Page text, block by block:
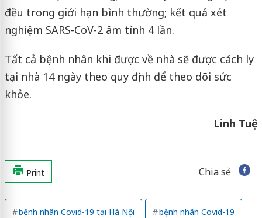
đều trong giới hạn bình thường; kết quả xét
nghiệm SARS-CoV-2 âm tính 4 lần.
Tất cả bệnh nhân khi được về nhà sẽ được cách ly
tại nhà 14 ngày theo quy định để theo dõi sức
khỏe.
Linh Tuệ
Print Chia sẻ
bệnh nhân Covid-19 tại Hà Nội bệnh nhân Covid-19